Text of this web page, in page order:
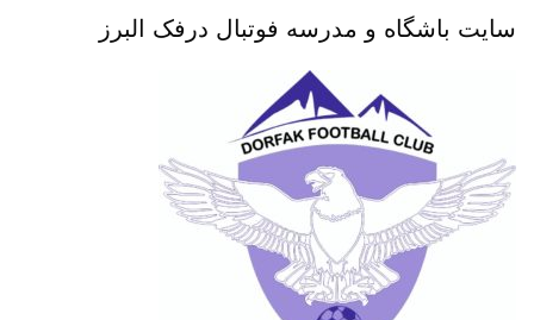
سایت باشگاه و مدرسه فوتبال درفک البرز